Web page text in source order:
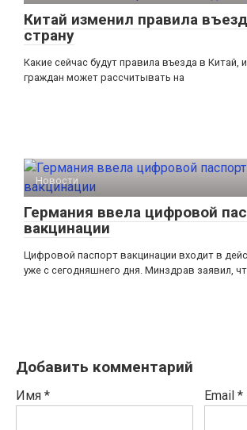
Китай изменил правила
страну
Какие сейчас будут правила въезда в Китай,
граждан может рассчитывать на
Новости
Германия ввела цифровой
вакцинации
Цифровой паспорт вакцинации входит в
уже с сегодняшнего дня. Минздрав заявил,
Добавить комментарий
Имя * Email *